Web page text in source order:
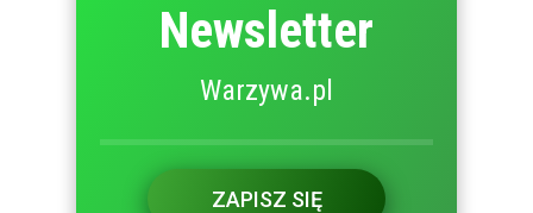
Newsletter
Warzywa.pl
ZAPISZ SIĘ